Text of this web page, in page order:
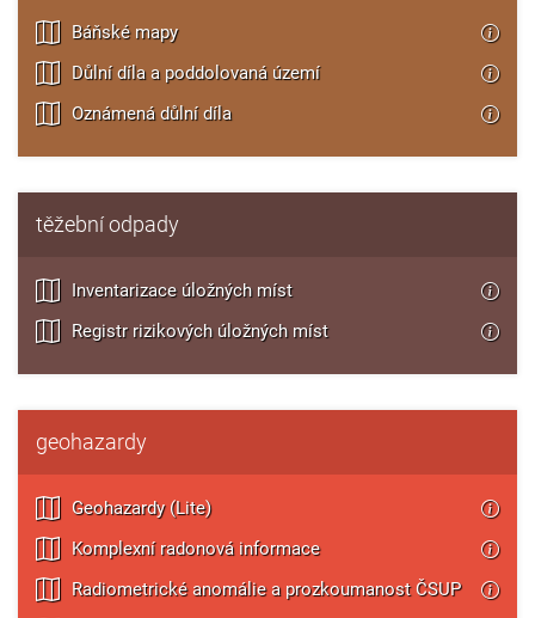
Báňské mapy
Důlní díla a poddolovaná území
Oznámená důlní díla
těžební odpady
Inventarizace úložných míst
Registr rizikových úložných míst
geohazardy
Geohazardy (Lite)
Komplexní radonová informace
Radiometrické anomálie a prozkoumanost ČSUP